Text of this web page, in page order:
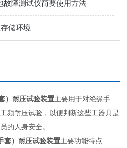
故障测试仪简要使用方法
储环境
）耐压试验装置主要用于对绝缘手
频耐压试验，以便判断这些工器具是
的人身安全。
套）耐压试验装置主要功能特点